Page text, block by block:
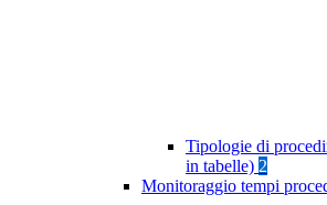
Tipologie di
in tabelle) 2
Monitoraggio tempi